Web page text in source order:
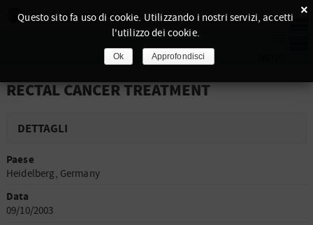
RECTAL CANCER TREATMENT
DETTAGLI
Paese
Heidelberg, Germany
Data
09/10/2003
×
Questo sito fa uso di cookie. Utilizzando i nostri servizi, accetti
l'utilizzo dei cookie.
Ok Approfondisci